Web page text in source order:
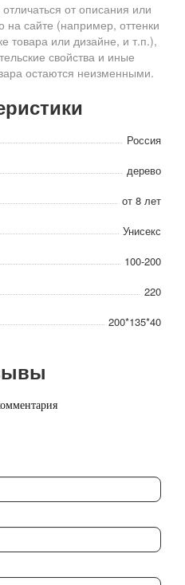
от описания или
сайте (например, оттенки
товара или дизайне, и т.п.),
свойства и иные
остаются неизменными.
Россия
дерево
от 8 лет
Унисекс
100-200
220
200*135*40